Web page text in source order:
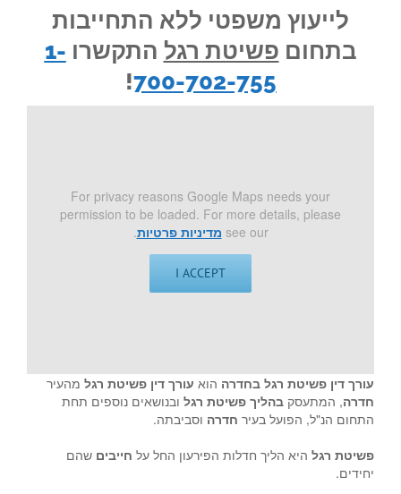
לייעוץ משפטי ללא התחייבות
בתחום פשיטת רגל התקשרו 1-
700-702-755
!
For privacy reasons Google Maps needs your
permission to be loaded. For more details, please
see our מדיניות פרטיות.
I ACCEPT
עורך דין פשיטת רגל בחדרה הוא עורך דין פשיטת רגל מהעיר
חדרה, המתעסק בהליך פשיטת רגל ובנושאים נוספים תחת
התחום הנ"ל, הפועל בעיר חדרה וסביבתה.
פשיטת רגל היא הליך חדלות הפירעון החל על חייבים שהם
יחידים.